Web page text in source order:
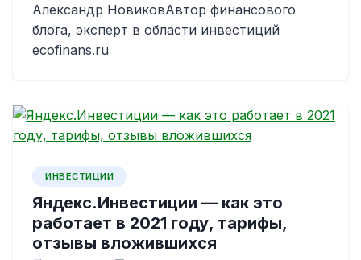
Александр НовиковАвтор финансового
блога, эксперт в области инвестиций
ecofinans.ru
ИНВЕСТИЦИИ
Яндекс.Инвестиции — как это
работает в 2021 году, тарифы,
отзывы вложившихся